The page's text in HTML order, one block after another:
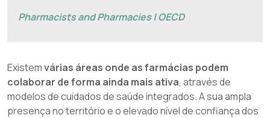
Pharmacists and Pharmacies | OECD
Existemvárias áreas onde as farmácias podem
colaborar de forma ainda mais ativa, através de
modelos de cuidados de saúde integrados. A sua ampla
presença no território e o elevado nível de confiança dos